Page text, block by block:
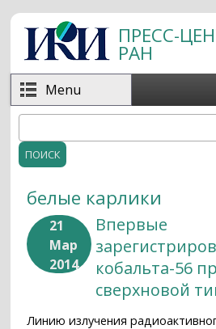
Перейти к основному содержанию
ПРЕСС-
РАН
Menu
Форма поиска
белые карлики
21
Мар
2014
Впервые
кобальта-56
сверхновой
Линию излучения